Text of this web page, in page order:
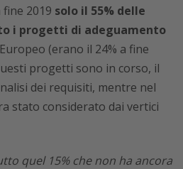
2019 solo il 55% delle
i progetti di adeguamento
(erano il 24% a fine
progetti sono in corso, il
dei requisiti, mentre nel
stato considerato dai vertici
quel 15% che non ha ancora